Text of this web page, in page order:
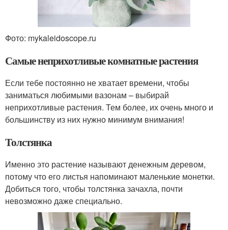
Фото: mykaleidoscope.ru
Самые неприхотливые комнатные растения
Если тебе постоянно не хватает времени, чтобы
заниматься любимыми вазонам – выбирай
неприхотливые растения. Тем более, их очень много и
большинству из них нужно минимум внимания!
Толстянка
Именно это растение называют денежным деревом,
потому что его листья напоминают маленькие монетки.
Добиться того, чтобы толстянка зачахла, почти
невозможно даже специально.